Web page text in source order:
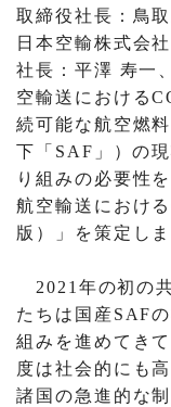
取締役社長：鳥
日本空輸株式会
社長：平澤 寿一
空輸送における
続可能な航空燃
下「SAF」）の
り組みの必要性
航空輸送におけ
版）」を策定しま
2021年の初の
たちは国産SAF
組みを進めてき
度は社会的にも
諸国の急進的な